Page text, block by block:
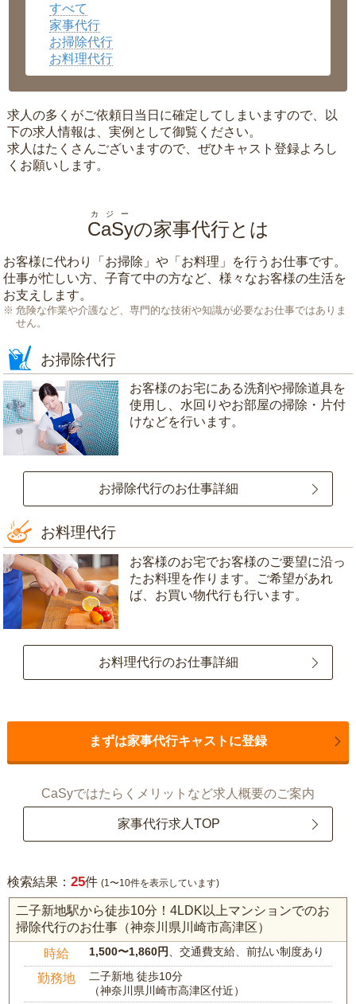
沖縄県
すべて
家事代行
お掃除代行
お料理代行
求人の多くがご依頼日当日に確定してしまいますので、以
下の求人情報は、実例として御覧ください。
求人はたくさんございますので、ぜひキャスト登録よろし
くお願いします。
CaSy
カジー
の家事代行とは
お客様に代わり「 お掃除 」や「 お料理 」を行うお仕事です。
仕事が忙しい方、子育て中の方など、様々なお客様の生活を
お支えします。
危険な作業や介護など、専門的な技術や知識が必要なお仕事ではありま
せん。
お掃除代行
お客様のお宅にある洗剤や掃除道具を
使用し、水回りやお部屋の掃除・片付
けなどを行います。
お掃除代行のお仕事詳細
お料理代行
お客様のお宅でお客様のご要望に沿っ
たお料理を作ります。ご希望があれ
ば、お買い物代行も行います。
お料理代行のお仕事詳細
まずは家事代行キャストに登録
CaSyではたらくメリットなど求人概要のご案内
家事代行求人TOP
検索結果： 25件 (1〜10件を表示しています)
二子新地駅から徒歩10分！4LDK以上マンションでのお
掃除代行のお仕事（神奈川県川崎市高津区）
時給 1,500〜1,860円 、交通費支給、前払い制度あり
勤務地
二子新地 徒歩10分
（神奈川県川崎市高津区付近）